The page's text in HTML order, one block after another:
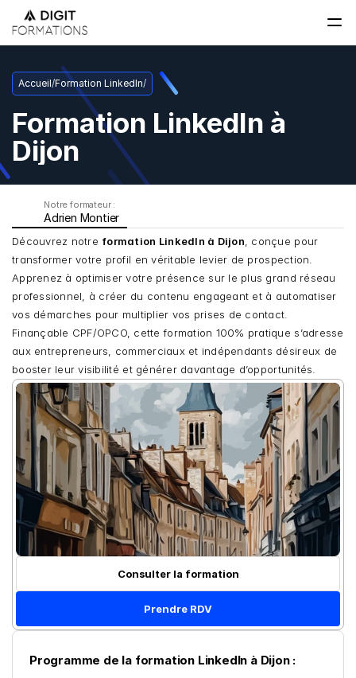
Notre formateur :
Adrien Montier
Découvrez notre formation LinkedIn à Dijon , conçue pour
transformer votre profil en véritable levier de prospection.
Apprenez à optimiser votre présence sur le plus grand réseau
professionnel, à créer du contenu engageant et à automatiser
vos démarches pour multiplier vos prises de contact.
Finançable CPF/OPCO, cette formation 100% pratique s’adresse
aux entrepreneurs, commerciaux et indépendants désireux de
booster leur visibilité et générer davantage d’opportunités.
Programme de la formation LinkedIn à Dijon :
Consulter la formation
Prendre RDV
Accueil/Formation LinkedIn/
Formation LinkedIn à
Dijon